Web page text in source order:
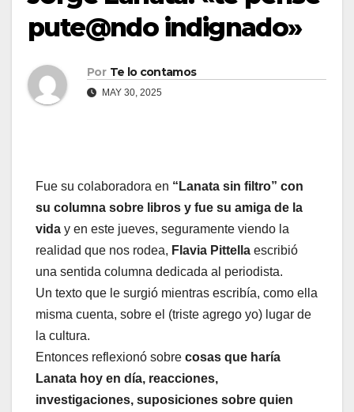
pute@ndo indignado»
Por Te lo contamos
MAY 30, 2025
Fue su colaboradora en “Lanata sin filtro” con
su columna sobre libros y fue su amiga de la
vida y en este jueves, seguramente viendo la
realidad que nos rodea, Flavia Pittella escribió
una sentida columna dedicada al periodista.
Un texto que le surgió mientras escribía, como ella
misma cuenta, sobre el (triste agrego yo) lugar de
la cultura.
Entonces reflexionó sobre cosas que haría
Lanata hoy en día, reacciones,
investigaciones, suposiciones sobre quien